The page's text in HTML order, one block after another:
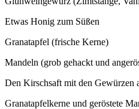
Etwas Honig zum Süßen
Granatapfel (frische Kerne)
Mandeln (grob gehackt und
Den Kirschsaft mit den Gewürzen
Granatapfelkerne und geröstete